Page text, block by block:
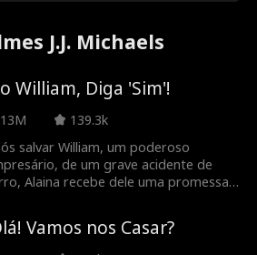
J.J. Michaels
William, Diga 'Sim'!
13M
139.3k
salvar William, um poderoso
de um grave acidente de
Alaina recebe dele uma promessa.
de noivado de seu sobrinho Jason,
para descobrir que ela é a noiva.
de esconder seus sentimentos,
Vamos nos Casar?